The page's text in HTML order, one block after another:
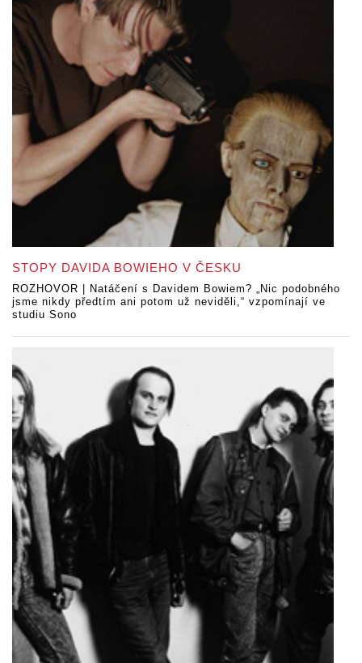
STOPY DAVIDA BOWIEHO V ČESKU
ROZHOVOR | Natáčení s Davidem Bowiem? „Nic podobného
jsme nikdy předtím ani potom už neviděli,“ vzpomínají ve
studiu Sono